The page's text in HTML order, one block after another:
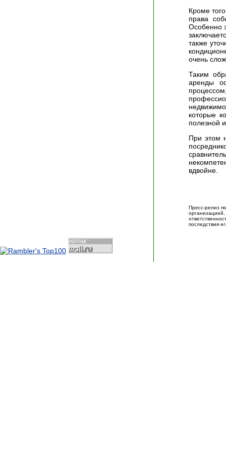
Кроме
права
Особенно
также
очень
Таким
аренды
которые
полезной
При этом
вдвойне.
Пресс-релиз
последствия